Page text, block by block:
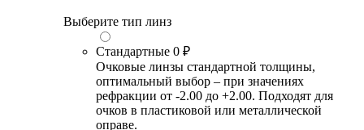
Выберите тип линз
Стандартные 0 ₽
Очковые линзы стандартной толщины,
оптимальный выбор – при значениях
рефракции от -2.00 до +2.00. Подходят для
очков в пластиковой или металлической
оправе.